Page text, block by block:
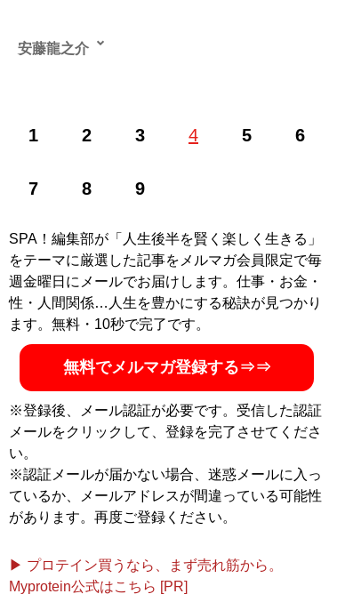
1 2 3 4 5 6
7 8 9
安藤龍之介
記事一覧へ
SPA！編集部が「人生後半を賢く楽しく生きる」
をテーマに厳選した記事をメルマガ会員限定で毎
週金曜日にメールでお届けします。仕事・お金・
性・人間関係…人生を豊かにする秘訣が見つかり
ます。無料・10秒で完了です。
無料でメルマガ登録する⇒⇒
※登録後、メール認証が必要です。受信した認証
メールをクリックして、登録を完了させてくださ
い。
※認証メールが届かない場合、迷惑メールに入っ
ているか、メールアドレスが間違っている可能性
があります。再度ご登録ください。
▶ プロテイン買うなら、まず売れ筋から。
Myprotein公式はこちら [PR]